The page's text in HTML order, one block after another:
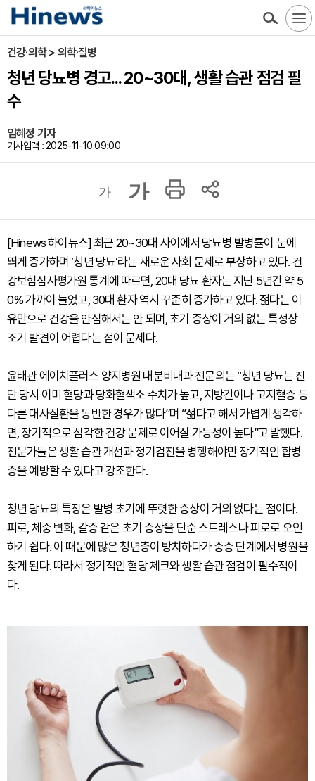
건강·의학 > 의학·질병
청년 당뇨병 경고... 20~30대, 생활 습관 점검 필
수
임혜정 기자
기사입력 : 2025-11-10 09:00
가 가
[Hinews 하이뉴스] 최근 20~30대 사이에서 당뇨병 발병률이 눈에
띄게 증가하며 ‘청년 당뇨’라는 새로운 사회 문제로 부상하고 있다. 건
강보험심사평가원 통계에 따르면, 20대 당뇨 환자는 지난 5년간 약 5
0% 가까이 늘었고, 30대 환자 역시 꾸준히 증가하고 있다. 젊다는 이
유만으로 건강을 안심해서는 안 되며, 초기 증상이 거의 없는 특성상
조기 발견이 어렵다는 점이 문제다.
윤태관 에이치플러스 양지병원 내분비내과 전문의는 “청년 당뇨는 진
단 당시 이미 혈당과 당화혈색소 수치가 높고, 지방간이나 고지혈증 등
다른 대사질환을 동반한 경우가 많다”며 “젊다고 해서 가볍게 생각하
면, 장기적으로 심각한 건강 문제로 이어질 가능성이 높다”고 말했다.
전문가들은 생활 습관 개선과 정기검진을 병행해야만 장기적인 합병
증을 예방할 수 있다고 강조한다.
청년 당뇨의 특징은 발병 초기에 뚜렷한 증상이 거의 없다는 점이다.
피로, 체중 변화, 갈증 같은 초기 증상을 단순 스트레스나 피로로 오인
하기 쉽다. 이 때문에 많은 청년층이 방치하다가 중증 단계에서 병원을
찾게 된다. 따라서 정기적인 혈당 체크와 생활 습관 점검이 필수적이
다.